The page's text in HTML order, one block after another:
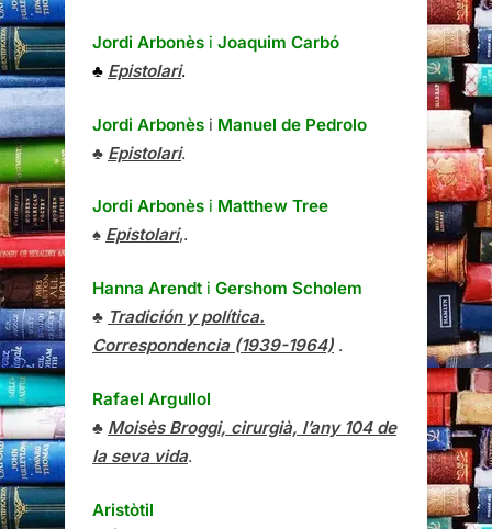
Jordi Arbonès i Joaquim Carbó
♣ Epistolari.
Jordi Arbonès i Manuel de Pedrolo
♣ Epistolari.
Jordi Arbonès i Matthew Tree
♠ Epistolari,.
Hanna Arendt i Gershom Scholem
♣ Tradición y política.
Correspondencia (1939-1964) .
Rafael Argullol
♣ Moisès Broggi, cirurgià, l’any 104 de
la seva vida.
Aristòtil